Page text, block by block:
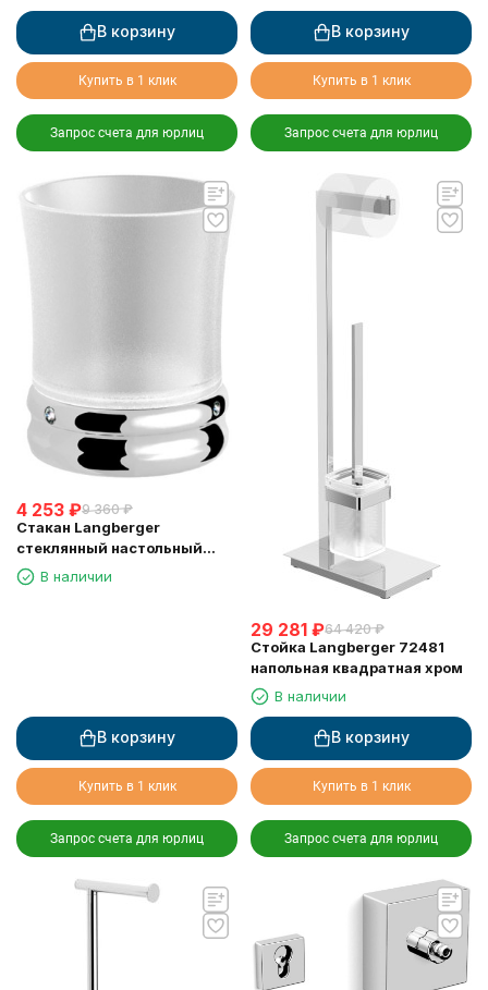
В корзину
Купить в 1 клик
Запрос счета для юрлиц
В корзину
Купить в 1 клик
Запрос счета для юрлиц
4 253 ₽9 360 ₽
Стакан Langberger
стеклянный настольный
круглый "Swarovski" 22213A
В наличии
В корзину
Купить в 1 клик
Запрос счета для юрлиц
29 281 ₽64 420 ₽
Стойка Langberger 72481
напольная квадратная хром
В наличии
В корзину
Купить в 1 клик
Запрос счета для юрлиц